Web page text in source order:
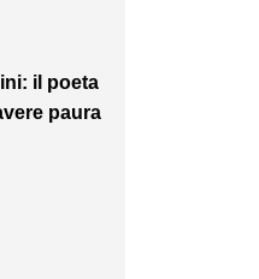
il poeta
paura